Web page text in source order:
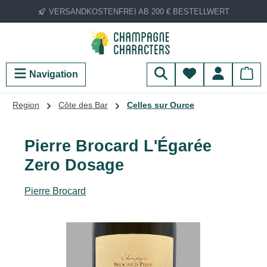
Zum Hauptinhalt springen
VERSANDKOSTENFREI AB 200 € BESTELLWERT
Navigation Du hast 0
Region Côte des Bar Celles sur Ource
Pierre Brocard L'Égarée
Zero Dosage
Pierre Brocard